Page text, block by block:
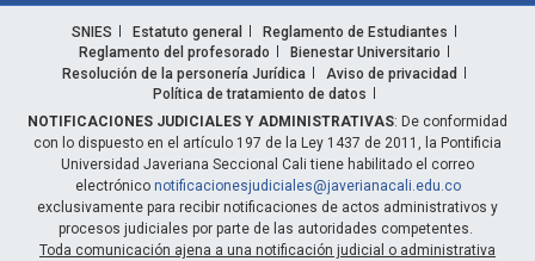
SNIES Estatuto general
Reglamento de Estudiantes
Reglamento del profesorado
Bienestar Universitario
Resolución de la personería Jurídica
Aviso de privacidad
Política de tratamiento de datos
NOTIFICACIONES JUDICIALES Y ADMINISTRATIVAS: De conformidad
con lo dispuesto en el artículo 197 de la Ley 1437 de 2011, la Pontificia
Universidad Javeriana Seccional Cali tiene habilitado el correo
electrónico notificacionesjudiciales@javerianacali.edu.co
exclusivamente para recibir notificaciones de actos administrativos y
procesos judiciales por parte de las autoridades competentes.
Toda comunicación ajena a una notificación judicial o administrativa